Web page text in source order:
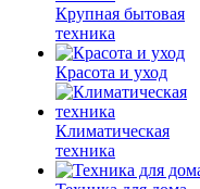
Крупная бытовая
техника
Красота и уход
Климатическая
техника